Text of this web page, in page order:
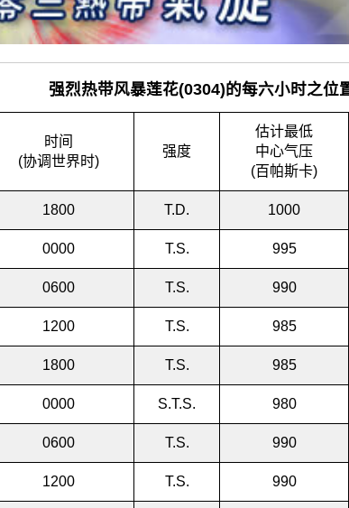
强烈热带风暴莲花(0304)的每六小时之位
时间
(协调世界时)
强度
估计最低
中心气压
(百帕斯卡)
1800 T.D. 1000
0000 T.S. 995
0600 T.S. 990
1200 T.S. 985
1800 T.S. 985
0000 S.T.S. 980
0600 T.S. 990
1200 T.S. 990